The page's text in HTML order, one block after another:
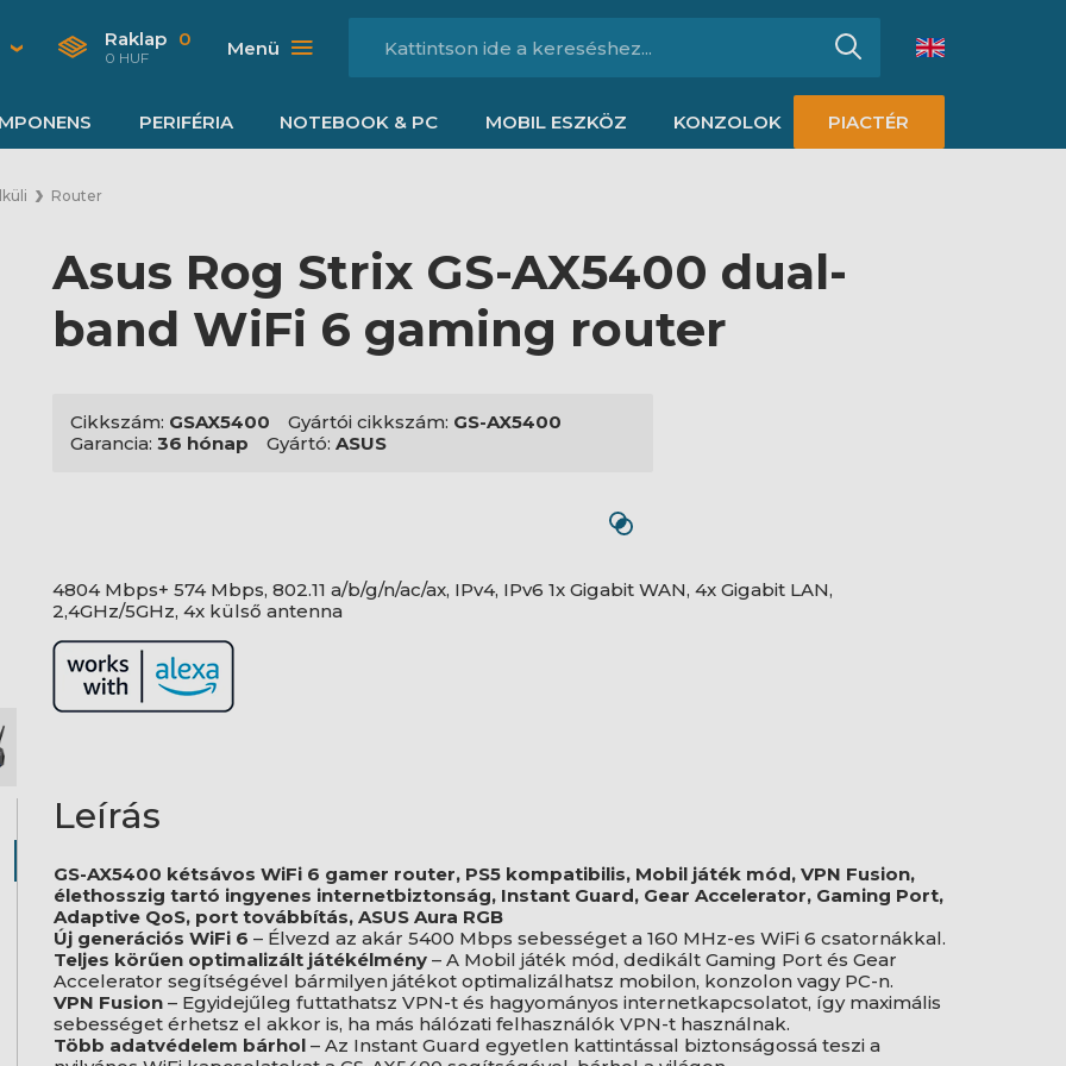
Raklap 0
0 HUF Menü
PERIFÉRIA NOTEBOOK & PC MOBIL ESZKÖZ KONZOLOK PIACTÉR
Router
Asus Rog Strix GS-AX5400 dual-
band WiFi 6 gaming router
Cikkszám: GSAX5400 Gyártói cikkszám: GS-AX5400
Garancia: 36 hónap Gyártó: ASUS
4804 Mbps+ 574 Mbps, 802.11 a/b/g/n/ac/ax, IPv4, IPv6 1x Gigabit WAN, 4x Gigabit LAN,
2,4GHz/5GHz, 4x külső antenna
Leírás
GS-AX5400 kétsávos WiFi 6 gamer router, PS5 kompatibilis, Mobil játék mód, VPN Fusion,
élethosszig tartó ingyenes internetbiztonság, Instant Guard, Gear Accelerator, Gaming Port,
Adaptive QoS, port továbbítás, ASUS Aura RGB
Új generációs WiFi 6 – Élvezd az akár 5400 Mbps sebességet a 160 MHz-es WiFi 6 csatornákkal.
Teljes körűen optimalizált játékélmény– A Mobil játék mód, dedikált Gaming Port és Gear
Accelerator segítségével bármilyen játékot optimalizálhatsz mobilon, konzolon vagy PC-n.
VPN Fusion– Egyidejűleg futtathatsz VPN-t és hagyományos internetkapcsolatot, így maximális
sebességet érhetsz el akkor is, ha más hálózati felhasználók VPN-t használnak.
Több adatvédelem bárhol– Az Instant Guard egyetlen kattintással biztonságossá teszi a